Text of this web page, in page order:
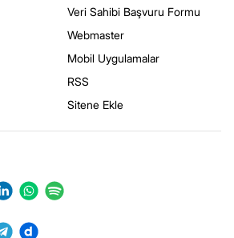
Veri Sahibi Başvuru Formu
Webmaster
Mobil Uygulamalar
RSS
Sitene Ekle